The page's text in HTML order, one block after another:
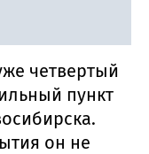
четвертый
пункт
он не